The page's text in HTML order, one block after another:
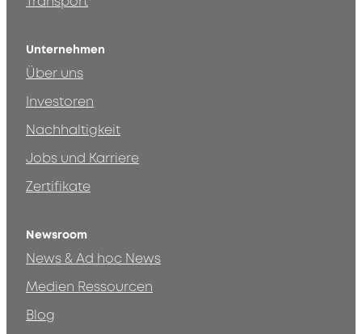
Unternehmen
Über uns
Investoren
Nachhaltigkeit
Jobs und Karriere
Zertifikate
Newsroom
News & Ad hoc News
Medien Ressourcen
Blog